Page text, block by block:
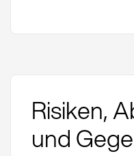
Risiken,
und